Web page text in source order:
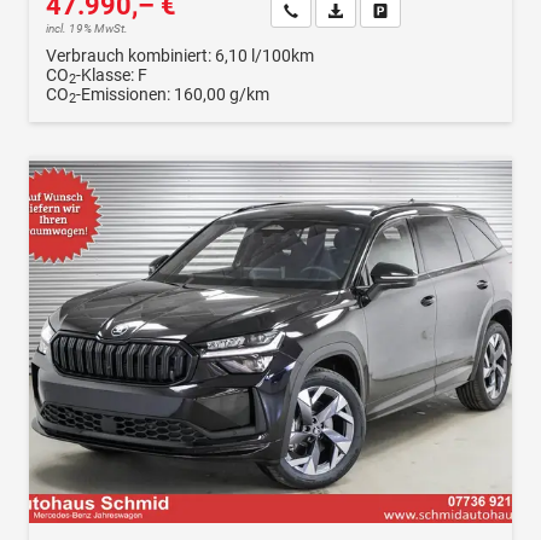
incl. 19% MwSt.
Wir rufen Sie anFahrzeugexposé (PDF)
Verbrauch kombiniert: 6,10 l/100km
CO2-Klasse: F
CO2-Emissionen: 160,00 g/km